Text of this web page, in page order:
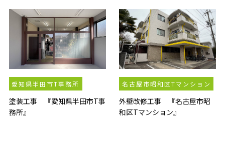
愛知県半田市T事務所
塗装工事 『愛知県半田市T事
務所』
名古屋市昭和区Tマンション
外壁改修工事 『名古屋市昭
和区Tマンション』